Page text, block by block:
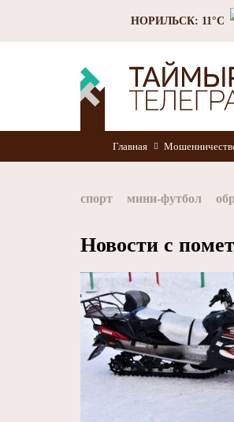
НОРИЛЬСК: 11°C
Главная
спорт мини-футбол
Новости с